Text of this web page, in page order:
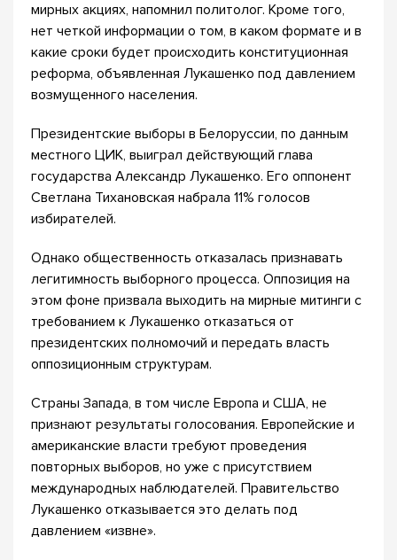
мирных акциях, напомнил политолог. Кроме того,
нет четкой информации о том, в каком формате и в
какие сроки будет происходить конституционная
реформа, объявленная Лукашенко под давлением
возмущенного населения.
Президентские выборы в Белоруссии, по данным
местного ЦИК, выиграл действующий глава
государства Александр Лукашенко. Его оппонент
Светлана Тихановская набрала 11% голосов
избирателей.
Однако общественность отказалась признавать
легитимность выборного процесса. Оппозиция на
этом фоне призвала выходить на мирные митинги с
требованием к Лукашенко отказаться от
президентских полномочий и передать власть
оппозиционным структурам.
Страны Запада, в том числе Европа и США, не
признают результаты голосования. Европейские и
американские власти требуют проведения
повторных выборов, но уже с присутствием
международных наблюдателей. Правительство
Лукашенко отказывается это делать под
давлением «извне».